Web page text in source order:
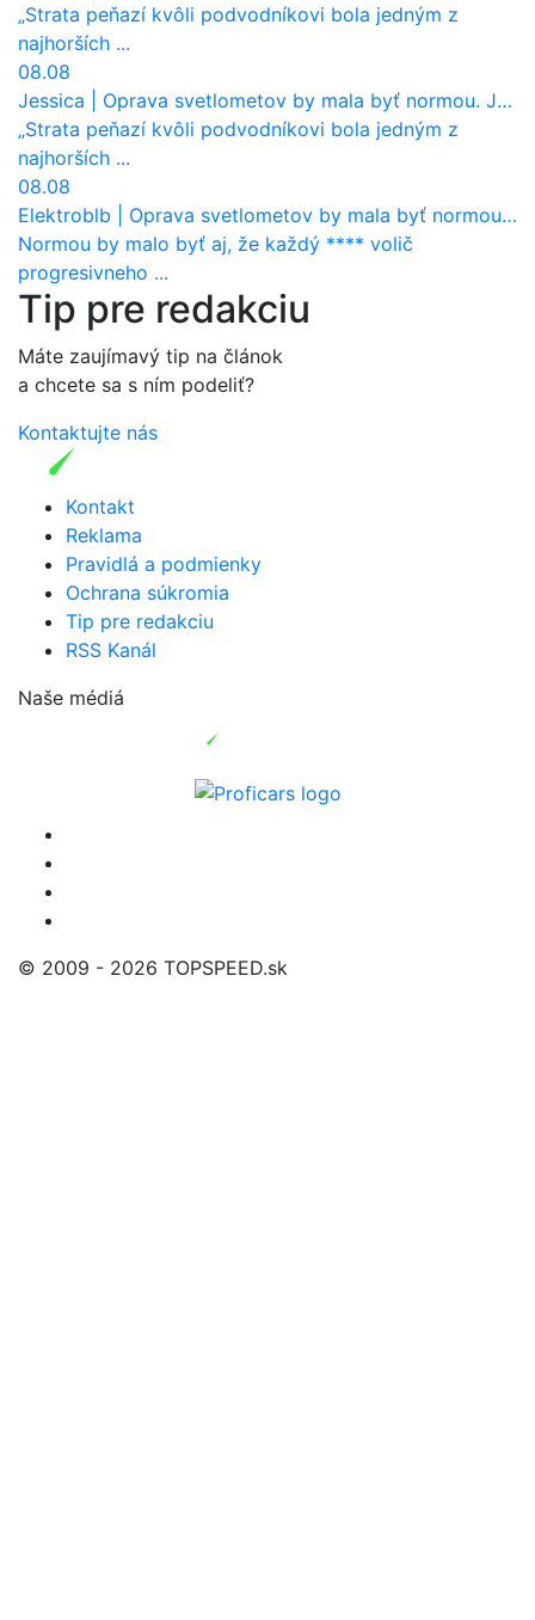
„Strata peňazí kvôli podvodníkovi bola jedným z
najhorších ...
08.08
Jessica
Oprava svetlometov by mala byť normou. Jeden nový dnes stojí priemerne 1251 eur!
„Strata peňazí kvôli podvodníkovi bola jedným z
najhorších ...
08.08
Elektroblb
Oprava svetlometov by mala byť normou. Jeden nový dnes stojí priemerne 1251 eur!
Normou by malo byť aj, že každý **** volič
progresivneho ...
Tip pre redakciu
Máte zaujímavý tip na článok
a chcete sa s ním podeliť?
Kontaktujte nás
Kontakt
Reklama
Pravidlá a podmienky
Ochrana súkromia
Tip pre redakciu
RSS Kanál
Naše médiá
© 2009 - 2026 TOPSPEED.sk